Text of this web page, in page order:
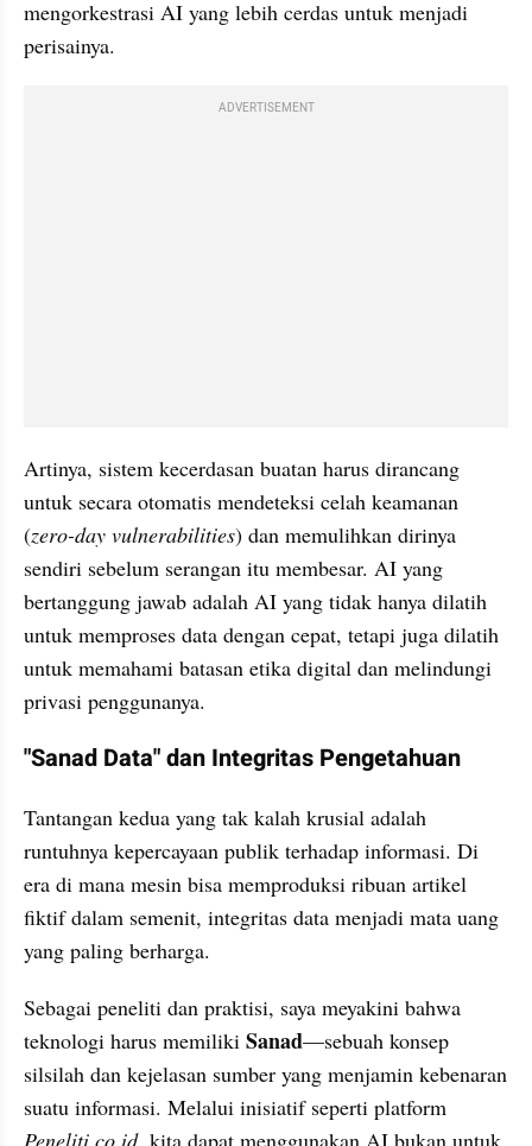
mengorkestrasi AI yang lebih cerdas untuk menjadi
perisainya.
ADVERTISEMENT
Artinya, sistem kecerdasan buatan harus dirancang
untuk secara otomatis mendeteksi celah keamanan
(zero-day vulnerabilities) dan memulihkan dirinya
sendiri sebelum serangan itu membesar. AI yang
bertanggung jawab adalah AI yang tidak hanya dilatih
untuk memproses data dengan cepat, tetapi juga dilatih
untuk memahami batasan etika digital dan melindungi
privasi penggunanya.
"Sanad Data" dan Integritas Pengetahuan
Tantangan kedua yang tak kalah krusial adalah
runtuhnya kepercayaan publik terhadap informasi. Di
era di mana mesin bisa memproduksi ribuan artikel
fiktif dalam semenit, integritas data menjadi mata uang
yang paling berharga.
Sebagai peneliti dan praktisi, saya meyakini bahwa
teknologi harus memiliki Sanad—sebuah konsep
silsilah dan kejelasan sumber yang menjamin kebenaran
Peneliti.co.id, kita dapat menggunakan AI bukan untuk